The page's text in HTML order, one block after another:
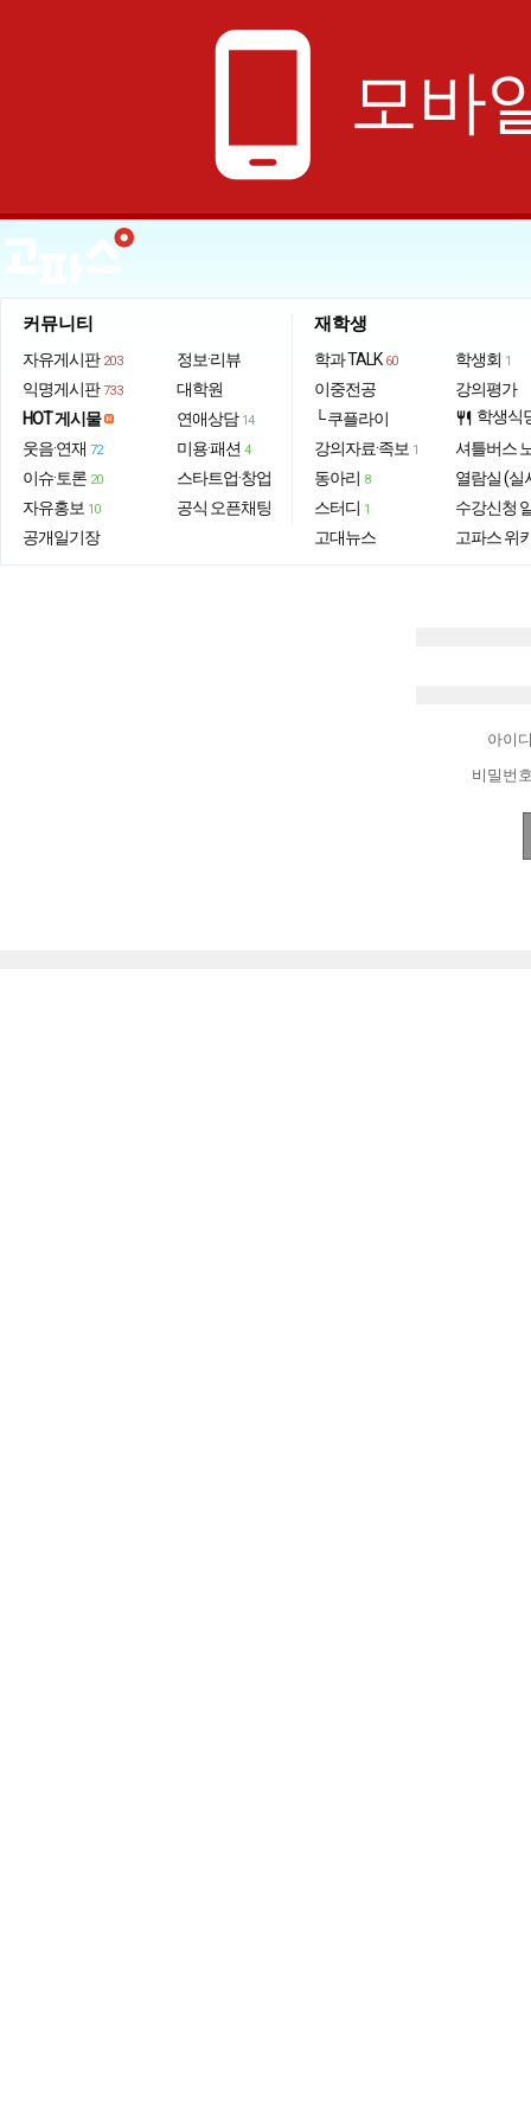
phone_android 모바
커뮤니티
자유게시판 203
익명게시판 733
HOT 게시물
웃음·연재 72
이슈·토론 20
자유홍보 10
공개일기장
정보·리뷰
대학원
연애상담 14
미용·패션 4
스타트업·창업
공식 오픈채팅
재학생
학과 TALK 60
이중전공
└ 쿠플라이
강의자료·족보 1
동아리 8
스터디 1
고대뉴스
학생회 1
강의평가
restaurant 학생식
셔틀버스
열람실 (실
수강신청
고파스 위
아이
비밀번